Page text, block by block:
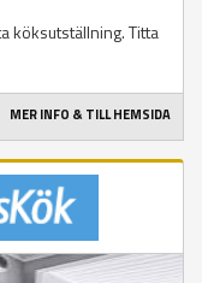
köksutställning. Titta
MER INFO & TILL HEMSIDA